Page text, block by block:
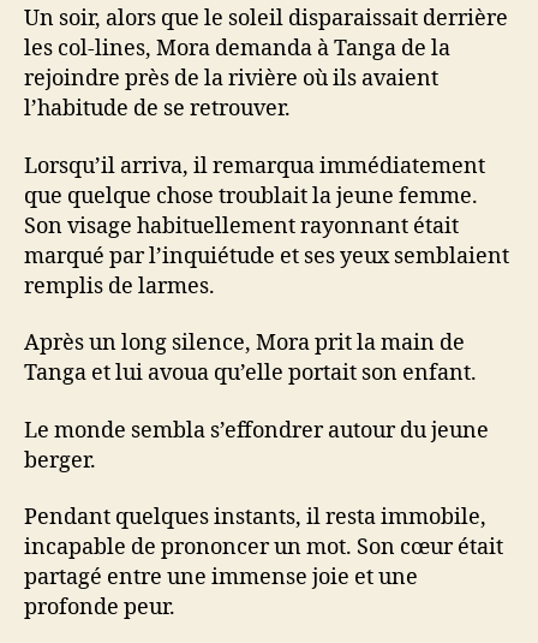
Un soir, alors que le soleil disparaissait derrière
les col-lines, Mora demanda à Tanga de la
rejoindre près de la rivière où ils avaient
l’habitude de se retrouver.
Lorsqu’il arriva, il remarqua immédiatement
que quelque chose troublait la jeune femme.
Son visage habituellement rayonnant était
marqué par l’inquiétude et ses yeux semblaient
remplis de larmes.
Après un long silence, Mora prit la main de
Tanga et lui avoua qu’elle portait son enfant.
Le monde sembla s’effondrer autour du jeune
berger.
Pendant quelques instants, il resta immobile,
incapable de prononcer un mot. Son cœur était
partagé entre une immense joie et une
profonde peur.